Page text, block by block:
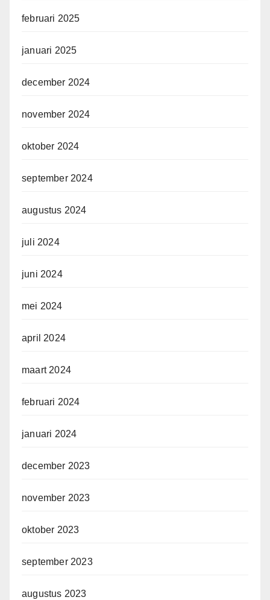
februari 2025
januari 2025
december 2024
november 2024
oktober 2024
september 2024
augustus 2024
juli 2024
juni 2024
mei 2024
april 2024
maart 2024
februari 2024
januari 2024
december 2023
november 2023
oktober 2023
september 2023
augustus 2023